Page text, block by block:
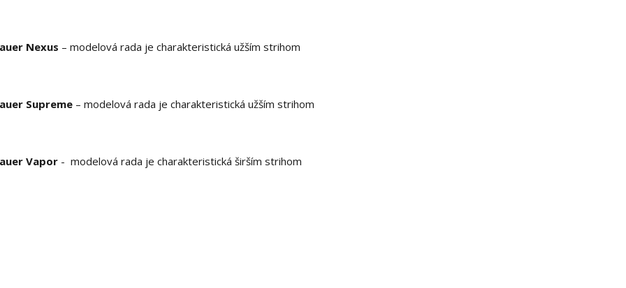
Nexus – modelová rada je charakteristická užším strihom
Supreme– modelová rada je charakteristická užším strihom
Vapor- modelová rada je charakteristická širším strihom